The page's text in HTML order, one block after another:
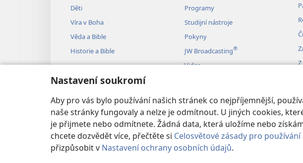
Nastavení soukromí
Aby pro vás bylo používání našich stránek co nejpříjemnější,
naše stránky fungovaly a nelze je odmítnout. U jiných cookies,
je přijmete nebo odmítnete. Žádná data, která uložíme nebo
chcete dozvědět více, přečtěte si Celosvětové zásady pro
přizpůsobit v Nastavení ochrany osobních údajů.
Děti
Víra v Boha
Věda a Bible
Historie a Bible
Programy
Studijní nástroje
Pokyny
JW Broadcasting®
Videa
Dramatizované čtení Bible
Copyright © 2026 Watch Tower Bible and Tract Society of